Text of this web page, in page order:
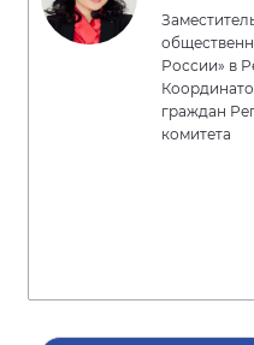
России» в
граждан
комитета